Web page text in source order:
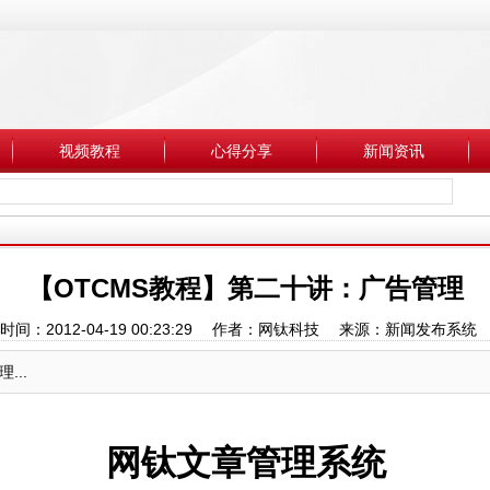
视频教程 心得分享 新闻资讯
【OTCMS教程】第二十讲：广告管理
时间：2012-04-19 00:23:29 作者：网钛科技 来源：新闻发布系
...
网钛文章管理系统